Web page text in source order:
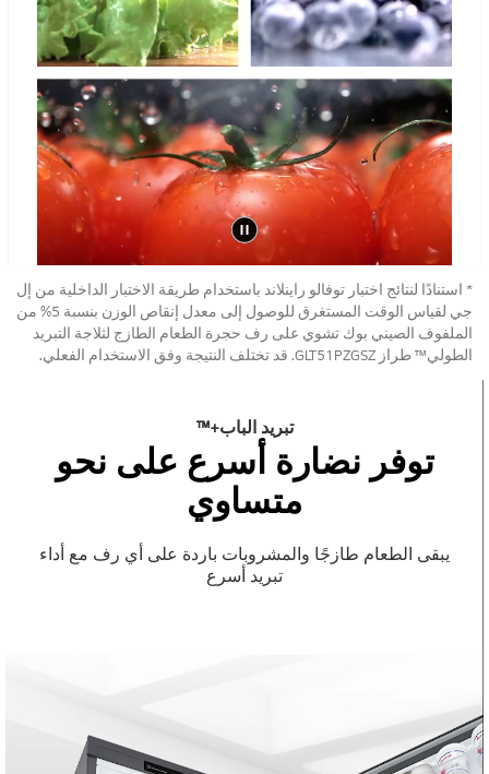
* استنادًا لنتائج اختبار توفالو راينلاند باستخدام طريقة الاختبار الداخلية من إل
جي لقياس الوقت المستغرق للوصول إلى معدل إنقاص الوزن بنسبة 5% من
الملفوف الصيني بوك تشوي على رف حجرة الطعام الطازج لثلاجة التبريد
الطولي™ طراز GLT51PZGSZ. قد تختلف النتيجة وفق الاستخدام الفعلي.
تبريد الباب+™
توفر نضارة أسرع على نحو
متساوي
يبقى الطعام طازجًا والمشروبات باردة على أي رف مع أداء
تبريد أسرع